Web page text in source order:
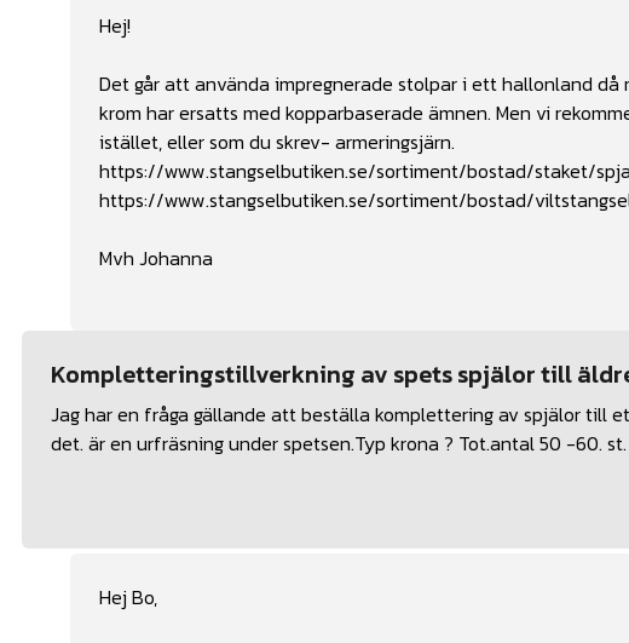
Hej!
Det går att använda impregnerade stolpar i ett hallonland
krom har ersatts med kopparbaserade ämnen. Men vi
istället, eller som du skrev- armeringsjärn.
https://www.stangselbutiken.se/sortiment/bostad/staket/
https://www.stangselbutiken.se/sortiment/bostad/
Mvh Johanna
Kompletteringstillverkning av spets spjälor till
Jag har en fråga gällande att beställa komplettering av spjälor till
det. är en urfräsning under spetsen.Typ krona ? Tot.antal 50 -60.
Hej Bo,